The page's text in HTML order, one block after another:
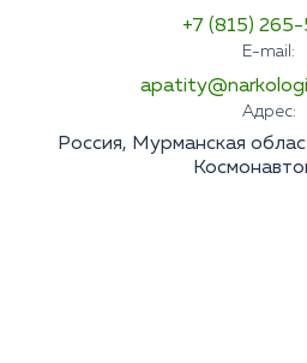
+7 (815)
E-mail:
Адрес:
Россия, Мурманская